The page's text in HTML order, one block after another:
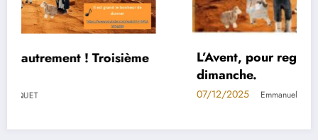
L’Avent, pour regarder autrement ! Deuxième
Emmanuelle FOURQUET